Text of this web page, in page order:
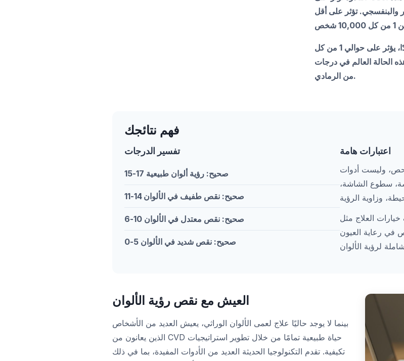
والبنفسجي. تؤثر على أقل
عمى الألوان الكامل (أحادي اللون): نادر جدًا، يؤثر على حوالي 1 من كل
الحالة العالم في درجات
من الرمادي.
فهم نتائجك
تفسير الدرجات
15-17 صحيح: رؤية ألوان طبيعية
11-14 صحيح: نقص طفيف في الألوان
6-10 صحيح: نقص معتدل في الألوان
0-5 صحيح: نقص شديد في الألوان
اعتبارات هامة
فحص، وليست أدوات
سطوع الشاشة،
العلاج مثل
في رعاية العيون
العيش مع نقص رؤية الألوان
بينما لا يوجد حاليًا علاج لعمى الألوان الوراثي، يعيش العديد من الأشخاص
الذين يعانون من CVD حياة طبيعية تمامًا من خلال تطوير استراتيجيات
تكيفية. تقدم التكنولوجيا الحديثة العديد من الأدوات المفيدة، بما في ذلك